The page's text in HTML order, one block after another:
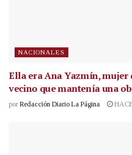
NACIONALES
Ella era Ana Yazmín, mujer
vecino que mantenía una
por Redacción Diario La Página